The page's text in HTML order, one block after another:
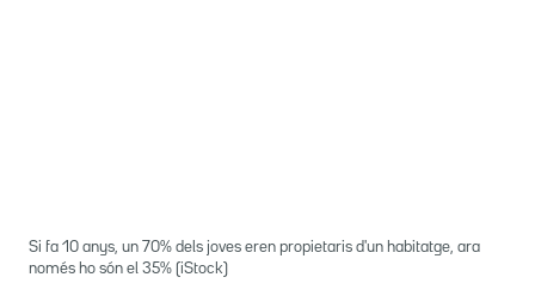
Si fa 10 anys, un 70% dels joves eren propietaris d'un habitatge, ara
només ho són el 35% (iStock)